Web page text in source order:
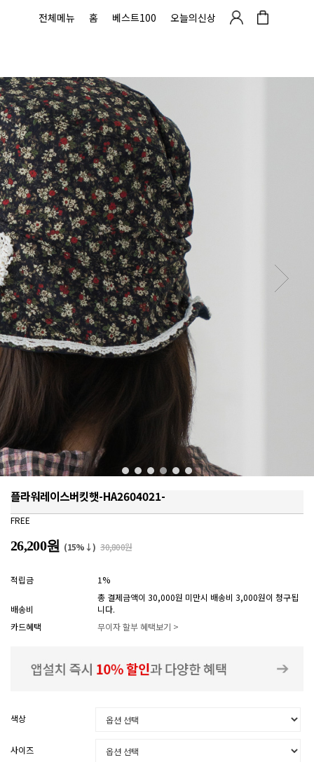
전체메뉴 홈 베스트100 오늘의신상
플라워레이스버킷햇-HA2604021-
FREE
26,200원 (15%↓) 30,800원
적립금 1%
배송비
총 결제금액이 30,000원 미만시 배송비 3,000원이 청구됩
니다.
카드혜택
무이자 할부 혜택보기 >
색상
사이즈